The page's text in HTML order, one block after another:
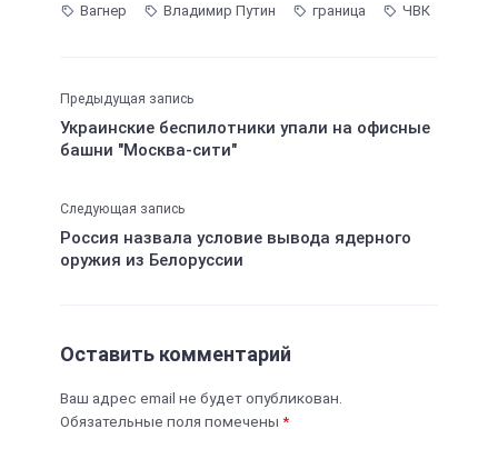
Вагнер Владимир Путин граница ЧВК
Предыдущая запись
Украинские беспилотники упали на офисные
башни "Москва-сити"
Следующая запись
Россия назвала условие вывода ядерного
оружия из Белоруссии
Оставить комментарий
Ваш адрес email не будет опубликован.
Обязательные поля помечены *